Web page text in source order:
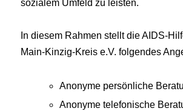
sozialem Umfeld zu leisten.
In diesem Rahmen stellt die AIDS-
Main-Kinzig-Kreis e.V. folgendes
Anonyme persönliche
Anonyme telefonische